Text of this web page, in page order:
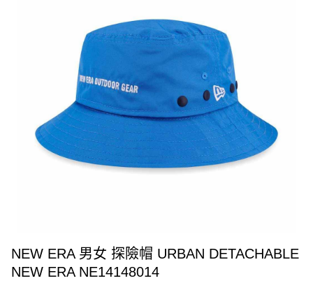
NEW ERA 男女 探險帽 URBAN DETACHABLE
NEW ERA NE14148014